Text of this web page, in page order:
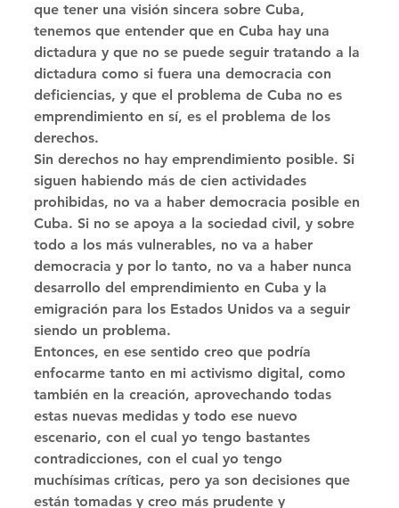
que tener una visión sincera sobre Cuba,
tenemos que entender que en Cuba hay una
dictadura y que no se puede seguir tratando a la
dictadura como si fuera una democracia con
deficiencias, y que el problema de Cuba no es
emprendimiento en sí, es el problema de los
derechos.
Sin derechos no hay emprendimiento posible. Si
siguen habiendo más de cien actividades
prohibidas, no va a haber democracia posible en
Cuba. Si no se apoya a la sociedad civil, y sobre
todo a los más vulnerables, no va a haber
democracia y por lo tanto, no va a haber nunca
desarrollo del emprendimiento en Cuba y la
emigración para los Estados Unidos va a seguir
siendo un problema.
Entonces, en ese sentido creo que podría
enfocarme tanto en mi activismo digital, como
también en la creación, aprovechando todas
estas nuevas medidas y todo ese nuevo
escenario, con el cual yo tengo bastantes
contradicciones, con el cual yo tengo
muchísimas críticas, pero ya son decisiones que
están tomadas y creo más prudente y